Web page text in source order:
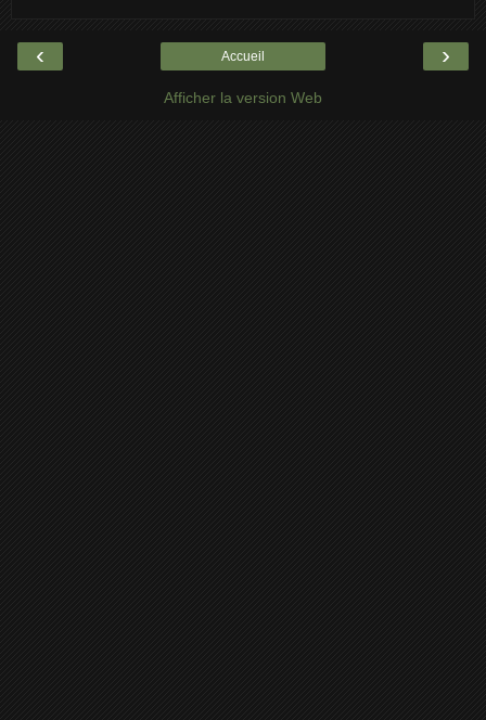
‹ ›
Accueil
Afficher la version Web